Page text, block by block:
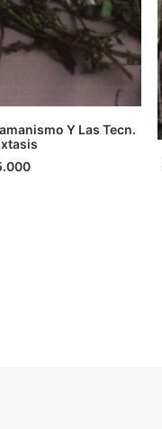
CARRITO
Y Las Tecn.